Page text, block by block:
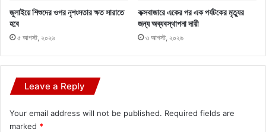
জুলাইয়ে শিশুদের ওপর নৃশংসতার ক্ষত সারাতে
হবে
৫ আগস্ট, ২০২৬
কক্সবাজারে একের পর এক পর্যটকের মৃত্যুর
জন্য অব্যবস্থাপনা দায়ী
৩ আগস্ট, ২০২৬
Leave a Reply
Your email address will not be published. Required fields are
marked *